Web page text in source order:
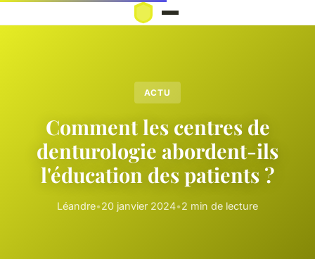
ACTU
Comment les centres de
denturologie abordent-ils
l'éducation des patients ?
Léandre•20 janvier 2024•2 min de lecture